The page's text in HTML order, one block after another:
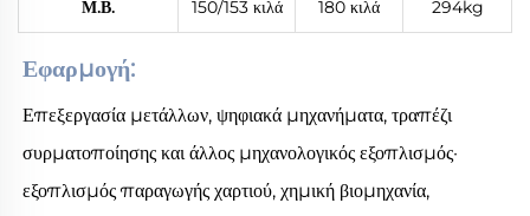
Μ.Β. 150/153 κιλά 180 κιλά 294kg
Εφαρμογή:
Επεξεργασία μετάλλων, ψηφιακά μηχανήματα, τραπέζι
συρματοποίησης και άλλος μηχανολογικός εξοπλισμός·
εξοπλισμός παραγωγής χαρτιού, χημική βιομηχανία,